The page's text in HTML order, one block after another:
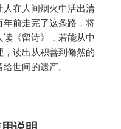
在人间烟火中活出清
前走完了这条路，将
《留诗》，若能从中
读出从积善到翛然的
世间的遗产。